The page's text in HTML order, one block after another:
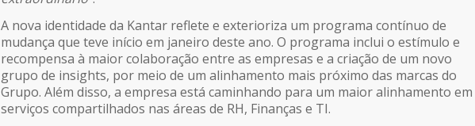
A nova identidade da Kantar reflete e exterioriza um programa contínuo de
mudança que teve início em janeiro deste ano. O programa inclui o estímulo e
recompensa à maior colaboração entre as empresas e a criação de um novo
grupo de insights, por meio de um alinhamento mais próximo das marcas do
Grupo. Além disso, a empresa está caminhando para um maior alinhamento em
serviços compartilhados nas áreas de RH, Finanças e TI.